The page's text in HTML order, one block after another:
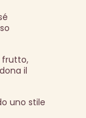
frutto,
il
uno stile